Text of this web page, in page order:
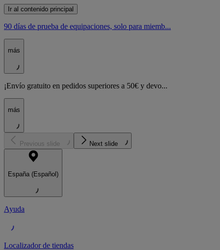
Ir al contenido principal
90 días de prueba de equipaciones, solo para miemb...
más
¡Envío gratuito en pedidos superiores a 50€ y devo...
más
Previous slide Next slide
España (Español)
Ayuda
Localizador de tiendas